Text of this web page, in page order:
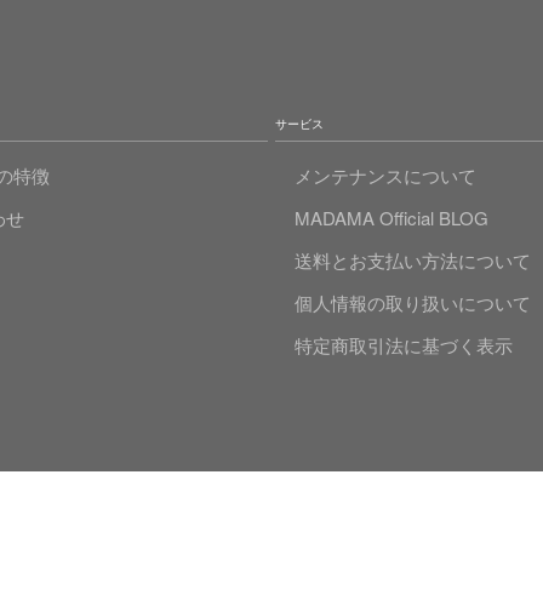
特徴
せ
サービス
メンテナンスについて
MADAMA Official BLOG
送料とお支払い方法について
個人情報の取り扱いについて
特定商取引法に基づく表示